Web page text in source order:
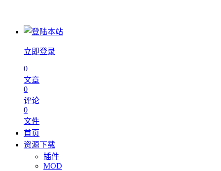
立即登录
0
文章
0
评论
0
文件
首页
资源下载
插件
MOD